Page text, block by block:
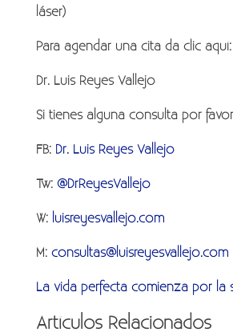
láser)
Para agendar una cita da clic aquí:
Dr. Luis Reyes Vallejo
Si tienes alguna consulta por favor
FB: Dr. Luis Reyes Vallejo
Tw: @DrReyesVallejo
W: luisreyesvallejo.com
M: consultas@luisreyesvallejo.com
La vida perfecta comienza por la
Artículos Relacionados